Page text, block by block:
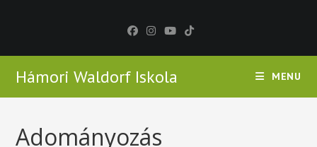
Hámori Waldorf Iskola MENU
Adományozás